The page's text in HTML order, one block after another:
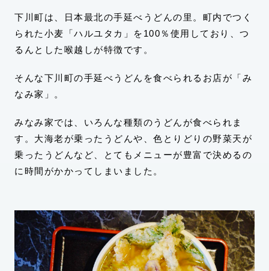
下川町は、日本最北の手延べうどんの里。町内でつく
られた小麦「ハルユタカ」を100％使用しており、つ
るんとした喉越しが特徴です。
そんな下川町の手延べうどんを食べられるお店が「み
なみ家」。
みなみ家では、いろんな種類のうどんが食べられま
す。大海老が乗ったうどんや、色とりどりの野菜天が
乗ったうどんなど、とてもメニューが豊富で決めるの
に時間がかかってしまいました。